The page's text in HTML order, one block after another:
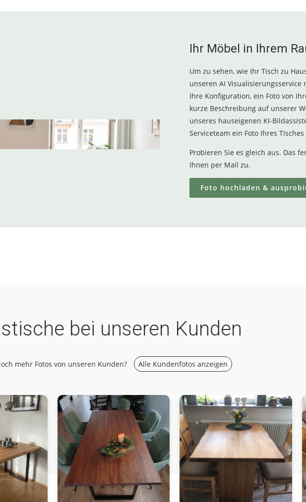
Ihr Möbel in Ihrem
Um zu sehen, wie Ihr Tisch zu
unseren AI Visualisierungsservice
Ihre Konfiguration, ein Foto von
kurze Beschreibung auf unserer
unseres hauseigenen KI-
Serviceteam ein Foto Ihres
Probieren Sie es gleich aus. Das
Ihnen per Mail zu.
Foto hochladen &
bei unseren Kunden
mehr Fotos von unseren Kunden? Alle Kundenfotos anzeigen